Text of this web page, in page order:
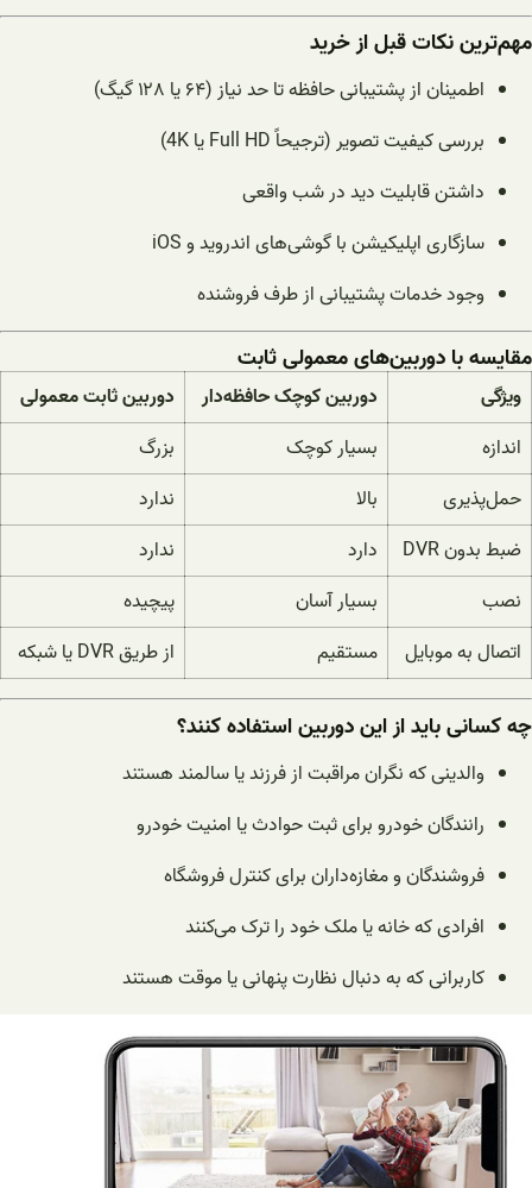
مهم‌ترین نکات قبل از خرید
اطمینان از پشتیبانی حافظه تا حد نیاز (۶۴ یا ۱۲۸ گیگ)
بررسی کیفیت تصویر (ترجیحاً Full HD یا 4K)
داشتن قابلیت دید در شب واقعی
سازگاری اپلیکیشن با گوشی‌های اندروید و iOS
وجود خدمات پشتیبانی از طرف فروشنده
مقایسه با دوربین‌های معمولی ثابت
ویژگی دوربین کوچک حافظه‌دار
دوربین ثابت معمولی
اندازه
بسیار کوچک
بزرگ
حمل‌پذیری
بالا
ندارد
ضبط بدون DVR
دارد
ندارد
نصب
بسیار آسان
پیچیده
اتصال به موبایل
مستقیم از طریق DVR یا شبکه
چه کسانی باید از این دوربین استفاده کنند؟
والدینی که نگران مراقبت از فرزند یا سالمند هستند
رانندگان خودرو برای ثبت حوادث یا امنیت خودرو
فروشندگان و مغازه‌داران برای کنترل فروشگاه
افرادی که خانه یا ملک خود را ترک می‌کنند
کاربرانی که به دنبال نظارت پنهانی یا موقت هستند